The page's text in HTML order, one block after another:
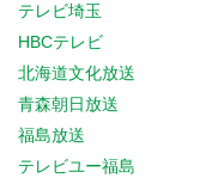
テレビ埼玉
HBCテレビ
北海道文化放送
青森朝日放送
福島放送
テレビユー福島